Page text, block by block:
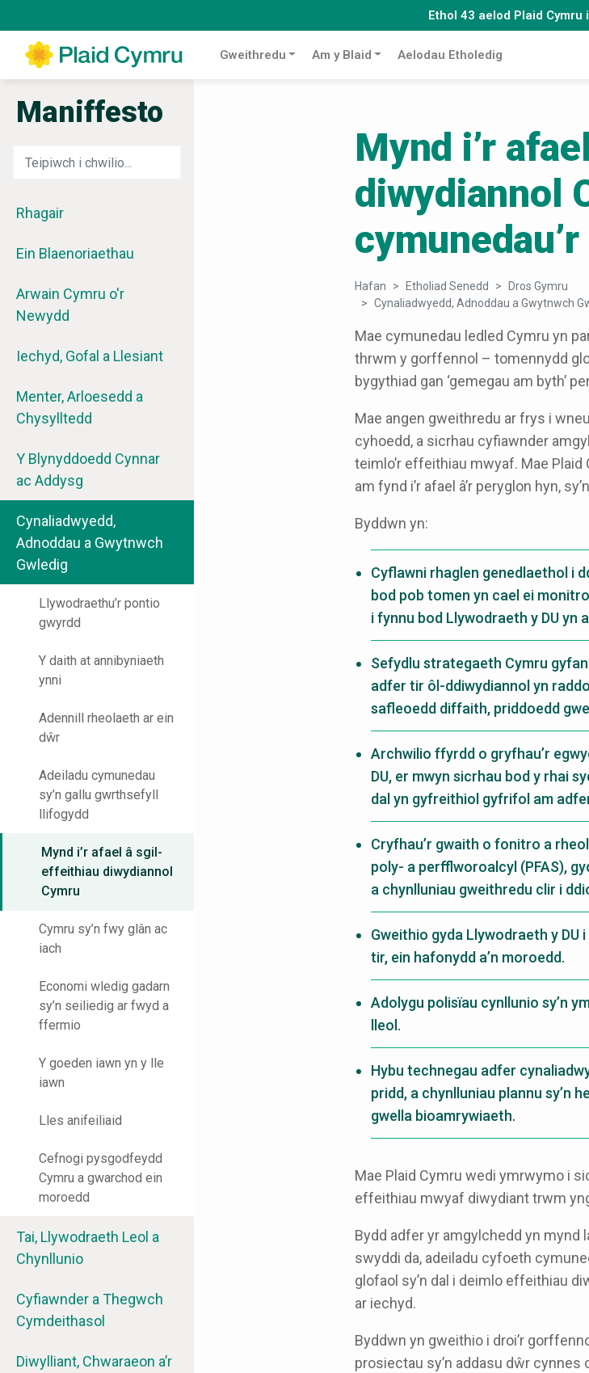
Ethol 43 aelod Plaid Cymru
Gweithredu Am y Blaid Aelodau Etholedig
Maniffesto
Rhagair
Ein Blaenoriaethau
Arwain Cymru o'r
Newydd
Iechyd, Gofal a Llesiant
Menter, Arloesedd a
Chysylltedd
Y Blynyddoedd Cynnar
ac Addysg
Cynaliadwyedd,
Adnoddau a Gwytnwch
Gwledig
Llywodraethu’r pontio
gwyrdd
Y daith at annibyniaeth
ynni
Adennill rheolaeth ar ein
dŵr
Adeiladu cymunedau
sy’n gallu gwrthsefyll
llifogydd
Mynd i’r afael â sgil-
effeithiau diwydiannol
Cymru
Cymru sy’n fwy glân ac
iach
Economi wledig gadarn
sy’n seiliedig ar fwyd a
ffermio
Y goeden iawn yn y lle
iawn
Lles anifeiliaid
Cefnogi pysgodfeydd
Cymru a gwarchod ein
moroedd
Tai, Llywodraeth Leol a
Chynllunio
Cyfiawnder a Thegwch
Cymdeithasol
Diwylliant, Chwaraeon a’r
Mynd i’r
diwydiannol
Hafan Etholiad Senedd
Dros Gymru
Cynaliadwyedd, Adnoddau a Gwytnwch
Mae cymunedau ledled Cymru yn
thrwm y gorffennol – tomennydd glo
bygythiad gan ‘gemegau am byth’
Mae angen gweithredu ar frys i
cyhoedd, a sicrhau cyfiawnder
teimlo’r effeithiau mwyaf. Mae Plaid
am fynd i’r afael â’r peryglon hyn,
Byddwn yn:
Cyflawni rhaglen genedlaethol i
bod pob tomen yn cael ei
i fynnu bod Llywodraeth y DU yn
Sefydlu strategaeth Cymru
adfer tir ôl-ddiwydiannol yn
safleoedd diffaith, priddoedd
Archwilio ffyrdd o gryfhau’r
DU, er mwyn sicrhau bod y rhai
dal yn gyfreithiol gyfrifol am
Cryfhau’r gwaith o fonitro a
poly- a perfflworoalcyl (PFAS),
a chynlluniau gweithredu clir i
Gweithio gyda Llywodraeth y DU i
tir, ein hafonydd a’n moroedd.
Adolygu polisïau cynllunio sy’n
lleol.
Hybu technegau adfer
pridd, a chynlluniau plannu sy’n
gwella bioamrywiaeth.
Mae Plaid Cymru wedi ymrwymo i
effeithiau mwyaf diwydiant trwm
Bydd adfer yr amgylchedd yn mynd
swyddi da, adeiladu cyfoeth
glofaol sy’n dal i deimlo effeithiau
ar iechyd.
Byddwn yn gweithio i droi’r
prosiectau sy’n addasu dŵr